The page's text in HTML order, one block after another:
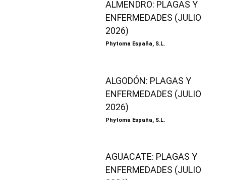
ALMENDRO: PLAGAS Y
ENFERMEDADES (JULIO
2026)
Phytoma España, S.L.
ALGODÓN: PLAGAS Y
ENFERMEDADES (JULIO
2026)
Phytoma España, S.L.
AGUACATE: PLAGAS Y
ENFERMEDADES (JULIO